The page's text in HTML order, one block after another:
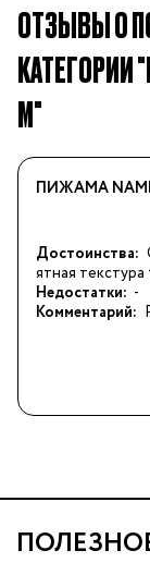
ОТЗЫВЫ О
КАТЕГОРИИ
M"
ПИЖАМА
Достоинства:
ятная текстура
Недостатки: -
Комментарий: